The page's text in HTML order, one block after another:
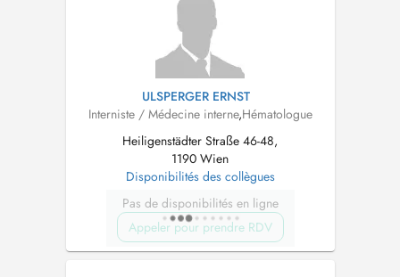
ULSPERGER ERNST
Interniste / Médecine interne,Hématologue
Heiligenstädter Straße 46-48,
1190 Wien
Disponibilités des collègues
Pas de disponibilités en ligne
Appeler pour prendre RDV